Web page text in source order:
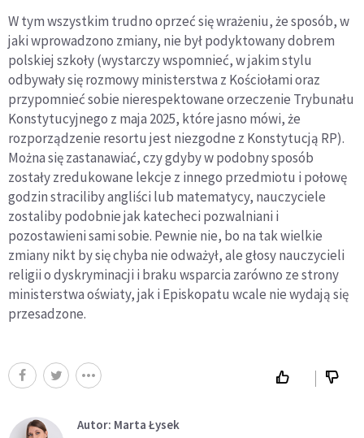
W tym wszystkim trudno oprzeć się wrażeniu, że sposób, w
jaki wprowadzono zmiany, nie był podyktowany dobrem
polskiej szkoły (wystarczy wspomnieć, w jakim stylu
odbywały się rozmowy ministerstwa z Kościołami oraz
przypomnieć sobie nierespektowane orzeczenie Trybunału
Konstytucyjnego z maja 2025, które jasno mówi, że
rozporządzenie resortu jest niezgodne z Konstytucją RP).
Można się zastanawiać, czy gdyby w podobny sposób
zostały zredukowane lekcje z innego przedmiotu i połowę
godzin straciliby angliści lub matematycy, nauczyciele
zostaliby podobnie jak katecheci pozwalniani i
pozostawieni sami sobie. Pewnie nie, bo na tak wielkie
zmiany nikt by się chyba nie odważył, ale głosy nauczycieli
religii o dyskryminacji i braku wsparcia zarówno ze strony
ministerstwa oświaty, jak i Episkopatu wcale nie wydają się
przesadzone.
Autor: Marta Łysek